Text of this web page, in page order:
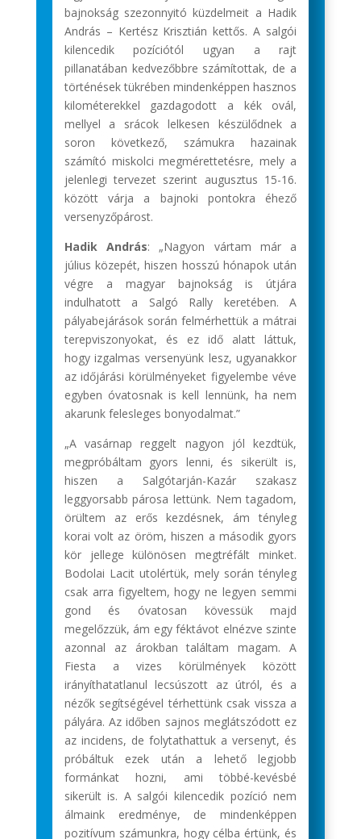
bajnokság szezonnyitó küzdelmeit a Hadik
András – Kertész Krisztián kettős. A salgói
kilencedik pozíciótól ugyan a rajt
pillanatában kedvezőbbre számítottak, de a
történések tükrében mindenképpen hasznos
kilométerekkel gazdagodott a kék ovál,
mellyel a srácok lelkesen készülődnek a
soron következő, számukra hazainak
számító miskolci megmérettetésre, mely a
jelenlegi tervezet szerint augusztus 15-16.
között várja a bajnoki pontokra éhező
versenyzőpárost.
Hadik András: „Nagyon vártam már a
július közepét, hiszen hosszú hónapok után
végre a magyar bajnokság is útjára
indulhatott a Salgó Rally keretében. A
pályabejárások során felmérhettük a mátrai
terepviszonyokat, és ez idő alatt láttuk,
hogy izgalmas versenyünk lesz, ugyanakkor
az időjárási körülményeket figyelembe véve
egyben óvatosnak is kell lennünk, ha nem
akarunk felesleges bonyodalmat.”
„A vasárnap reggelt nagyon jól kezdtük,
megpróbáltam gyors lenni, és sikerült is,
hiszen a Salgótarján-Kazár szakasz
leggyorsabb párosa lettünk. Nem tagadom,
örültem az erős kezdésnek, ám tényleg
korai volt az öröm, hiszen a második gyors
kör jellege különösen megtréfált minket.
Bodolai Lacit utolértük, mely során tényleg
csak arra figyeltem, hogy ne legyen semmi
gond és óvatosan kövessük majd
megelőzzük, ám egy féktávot elnézve szinte
azonnal az árokban találtam magam. A
Fiesta a vizes körülmények között
irányíthatatlanul lecsúszott az útról, és a
nézők segítségével térhettünk csak vissza a
pályára. Az időben sajnos meglátszódott ez
az incidens, de folytathattuk a versenyt, és
próbáltuk ezek után a lehető legjobb
formánkat hozni, ami többé-kevésbé
sikerült is. A salgói kilencedik pozíció nem
álmaink eredménye, de mindenképpen
pozitívum számunkra, hogy célba értünk, és